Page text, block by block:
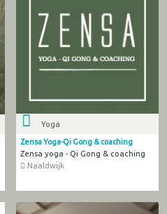
Yoga
Zensa Yoga-Qi Gong & coaching
Zensa yoga - Qi Gong & coaching
Naaldwijk